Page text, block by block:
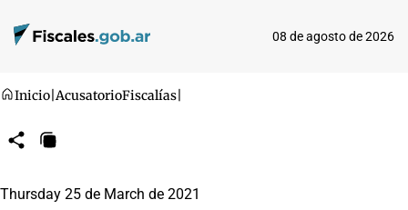
08 de agosto de 2026
Inicio AcusatorioFiscalías
CompartirCopiar
Thursday 25 de March de 2021